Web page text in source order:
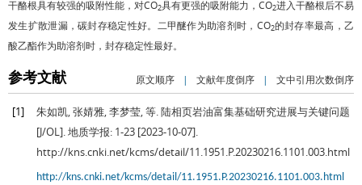
干酪根具有较强的吸附性能，对CO2具有更强的吸附能力，CO2进入干酪根后不易
发生扩散泄漏，碳封存稳定性好。二甲醚作为助溶剂时，CO2的封存率最高，乙
酸乙酯作为助溶剂时，封存稳定性最好。
参考文献 原文顺序 | 文献年度倒序 | 文中引用次数倒序
[1]
朱如凯, 张婧雅, 李梦莹, 等. 陆相页岩油富集基础研究进展与关键问题
[J/OL].地质学报: 1-23 [2023-10-07].
http://kns.cnki.net/kcms/detail/11.1951.P.20230216.1101.003.html
http://kns.cnki.net/kcms/detail/11.1951.P.20230216.1101.003.html